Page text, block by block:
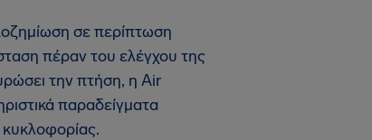
σε περίπτωση
πέραν του ελέγχου της
την πτήση, η Air
παραδείγματα